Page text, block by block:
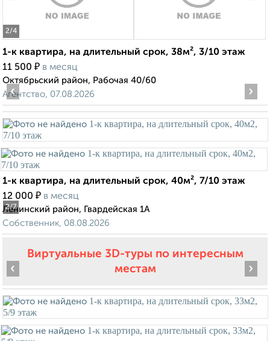
2/4
1-к квартира, на длительный срок, 38м², 3/10 этаж
11 500 ₽ в месяц
Октябрьский район, Рабочая 40/60
Агентство, 07.08.2026
2/7
‹ ›
1-к квартира, на длительный срок, 40м², 7/10 этаж
12 000 ₽ в месяц
Ленинский район, Гвардейская 1А
Собственник, 08.08.2026
Виртуальные 3D-туры по интересным
местам
‹ ›